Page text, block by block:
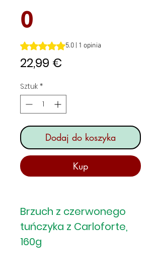
o
Ocena to 5.0 na pięć gwiazdek na
5.0 | 1 opinia
22,99 €
Sztuk *
Dodaj do koszyka
Kup
Brzuch z czerwonego
tuńczyka z Carloforte,
160g